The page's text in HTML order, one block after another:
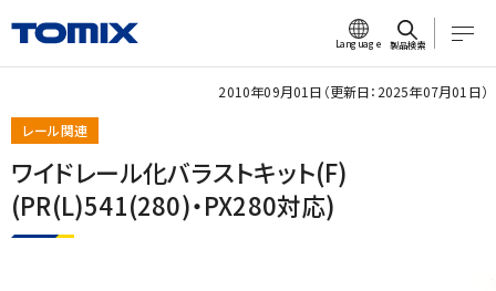
Language 製品検索
レール関連
ワイドレール化バラストキット(F)
(PR(L)541(280)・PX280対応)
2010年09月01日（更新日：2025年07月01日）